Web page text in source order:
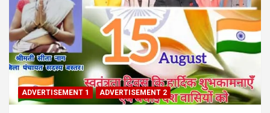
ADVERTISEMENT 1 ADVERTISEMENT 2